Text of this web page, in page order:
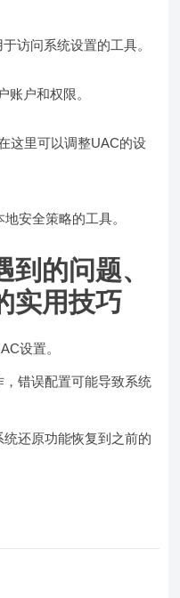
访问系统设置的工具。
账户和权限。
这里可以调整UAC的设
安全策略的工具。
的问题、
实用技巧
设置。
错误配置可能导致系统
还原功能恢复到之前的